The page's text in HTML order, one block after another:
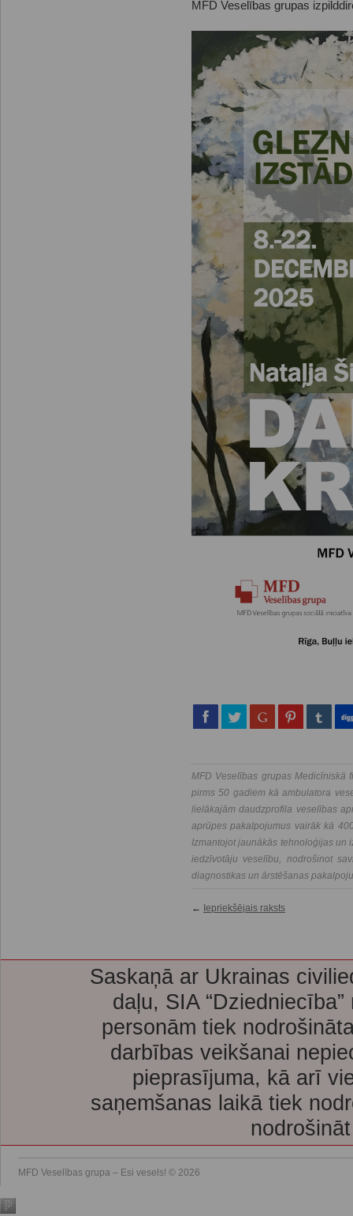
MFD Veselības grupas
MFD Veselības grupas Medicīniskā
pirms 50 gadiem kā ambulatora
lielākajām daudzprofila veselības
aprūpes pakalpojumus vairāk kā
Izmantojot jaunākās tehnoloģijas un
iedzīvotāju veselību, nodrošinot
diagnostikas un ārstēšanas
← Iepriekšējais raksts
Saskaņā ar Ukrainas
daļu, SIA
personām tiek
darbības veikšanai
pieprasījuma, kā arī
saņemšanas laikā tiek
MFD Veselības grupa – Esi vesels! © 2026